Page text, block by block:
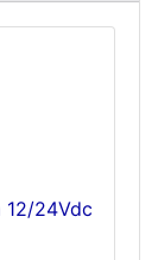
12/24Vdc